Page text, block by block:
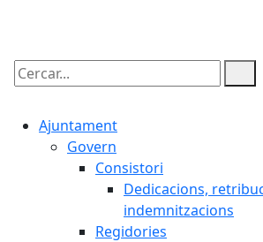
Cercar:
Ajuntament
Govern
Consistori
Dedicacions,
indemnitzacions
Regidories